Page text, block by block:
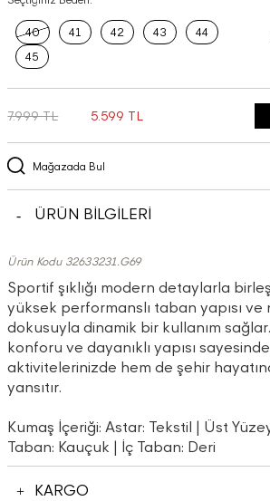
40 41 42 43
44
45
Mağazada Bul
7.999 TL 5.599 TL
ÜRÜN BİLGİLERİ
Ürün Kodu 32633231.G69
Sportif şıklığı modern detaylarla
yüksek performanslı taban yapısı
dokusuyla dinamik bir kullanım
konforu ve dayanıklı yapısı
aktivitelerinizde hem de şehir
yansıtır.
Kumaş İçeriği: Astar: Tekstil | Üst
Taban: Kauçuk | İç Taban: Deri
KARGO